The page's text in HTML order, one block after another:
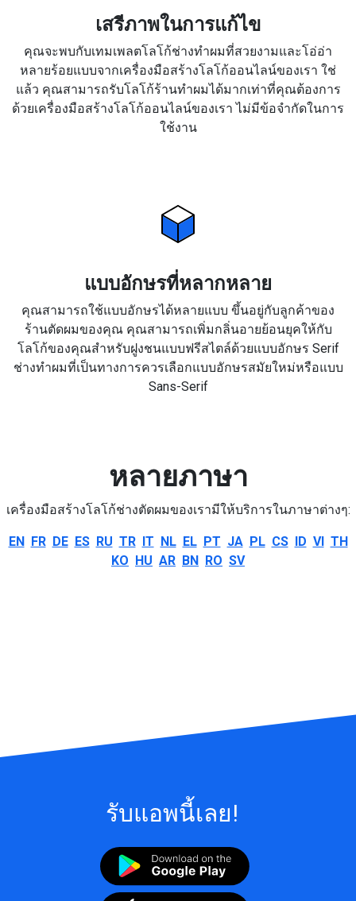
เสรีภาพในการแก้ไข
คุณจะพบกับเทมเพลตโลโก้ช่างทำผมที่สวยงามและโอ่อ่า
หลายร้อยแบบจากเครื่องมือสร้างโลโก้ออนไลน์ของเรา ใช่
แล้ว คุณสามารถรับโลโก้ร้านทำผมได้มากเท่าที่คุณต้องการ
ด้วยเครื่องมือสร้างโลโก้ออนไลน์ของเรา ไม่มีข้อจำกัดในการ
ใช้งาน
แบบอักษรที่หลากหลาย
คุณสามารถใช้แบบอักษรได้หลายแบบ ขึ้นอยู่กับลูกค้าของ
ร้านตัดผมของคุณ คุณสามารถเพิ่มกลิ่นอายย้อนยุคให้กับ
โลโก้ของคุณสำหรับฝูงชนแบบฟรีสไตล์ด้วยแบบอักษร Serif
ช่างทำผมที่เป็นทางการควรเลือกแบบอักษรสมัยใหม่หรือแบบ
Sans-Serif
หลายภาษา
เครื่องมือสร้างโลโก้ช่างตัดผมของเรามีให้บริการในภาษาต่างๆ:
EN FR DE ES RU TR IT NL EL PT JA PL CS ID VI TH
KO HU AR BN RO SV
รับแอพนี้เลย!